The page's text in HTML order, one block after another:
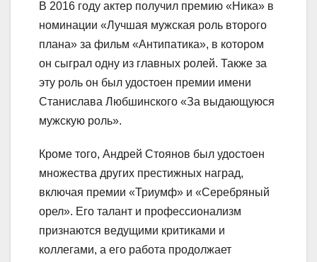
В 2016 году актер получил премию «Ника» в
номинации «Лучшая мужская роль второго
плана» за фильм «Антипатика», в котором
он сыграл одну из главных ролей. Также за
эту роль он был удостоен премии имени
Станислава Любшинского «За выдающуюся
мужскую роль».
Кроме того, Андрей Стоянов был удостоен
множества других престижных наград,
включая премии «Триумф» и «Серебряный
орел». Его талант и профессионализм
признаются ведущими критиками и
коллегами, а его работа продолжает